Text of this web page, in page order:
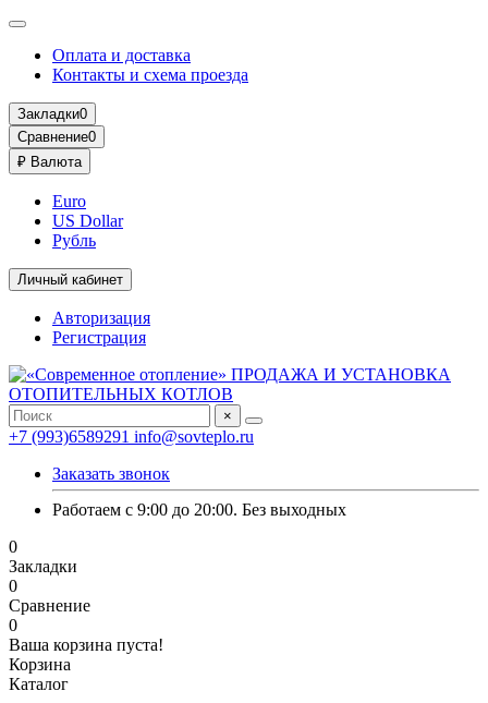
Оплата и доставка
Контакты и схема проезда
Закладки0
Сравнение0
₽ Валюта
Euro
US Dollar
Рубль
Личный кабинет
Авторизация
Регистрация
×
+7 (993)6589291 info@sovteplo.ru
Заказать звонок
Работаем с 9:00 до 20:00. Без выходных
0
Закладки
0
Сравнение
0
Ваша корзина пуста!
Корзина
Каталог